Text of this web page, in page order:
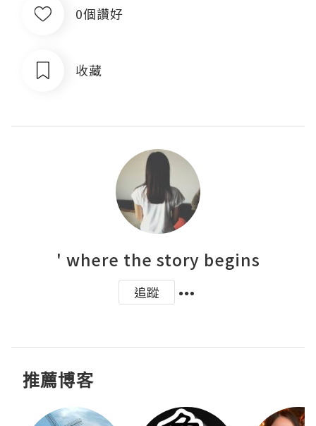
0個讚好
收藏
' where the story begins
追蹤
推薦博客